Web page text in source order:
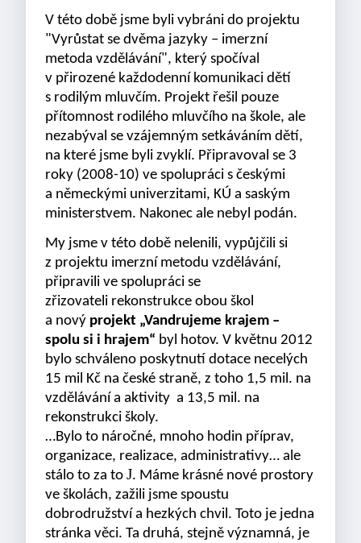
V této době jsme byli vybráni do projektu
"Vyrůstat se dvěma jazyky – imerzní
metoda vzdělávání", který spočíval
v přirozené každodenní komunikaci dětí
s rodilým mluvčím. Projekt řešil pouze
přítomnost rodilého mluvčího na škole, ale
nezabýval se vzájemným setkáváním dětí,
na které jsme byli zvyklí. Připravoval se 3
roky (2008-10) ve spolupráci s českými
a německými univerzitami, KÚ a saským
ministerstvem. Nakonec ale nebyl podán.
My jsme v této době nelenili, vypůjčili si
z projektu imerzní metodu vzdělávání,
připravili ve spolupráci se
zřizovateli rekonstrukce obou škol
a nový projekt „Vandrujeme krajem –
spolu si i hrajem“ byl hotov. V květnu 2012
bylo schváleno poskytnutí dotace necelých
15 mil Kč na české straně, z toho 1,5 mil. na
vzdělávání a aktivity a 13,5 mil. na
rekonstrukci školy.
…Bylo to náročné, mnoho hodin příprav,
organizace, realizace, administrativy… ale
stálo to za to J. Máme krásné nové prostory
ve školách, zažili jsme spoustu
dobrodružství a hezkých chvil. Toto je jedna
stránka věci. Ta druhá, stejně významná, je